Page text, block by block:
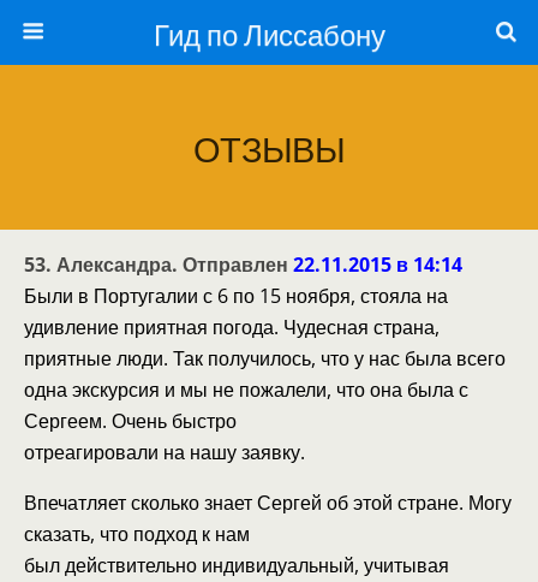
Гид по Лиссабону
ОТЗЫВЫ
53. Александра. Отправлен 22.11.2015 в 14:14
Были в Португалии с 6 по 15 ноября, стояла на
удивление приятная погода. Чудесная страна,
приятные люди. Так получилось, что у нас была всего
одна экскурсия и мы не пожалели, что она была с
Сергеем. Очень быстро
отреагировали на нашу заявку.
Впечатляет сколько знает Сергей об этой стране. Могу
сказать, что подход к нам
был действительно индивидуальный, учитывая